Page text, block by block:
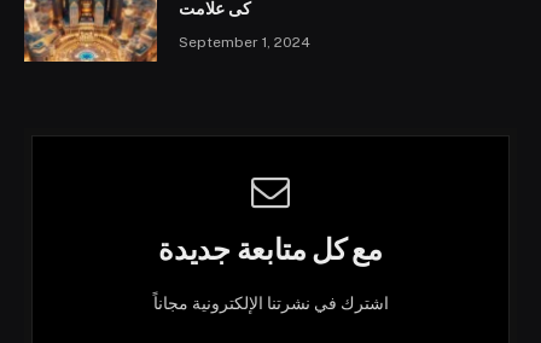
کی علامت
September 1, 2024
مع كل متابعة جديدة
اشترك في نشرتنا الإلكترونية مجاناً